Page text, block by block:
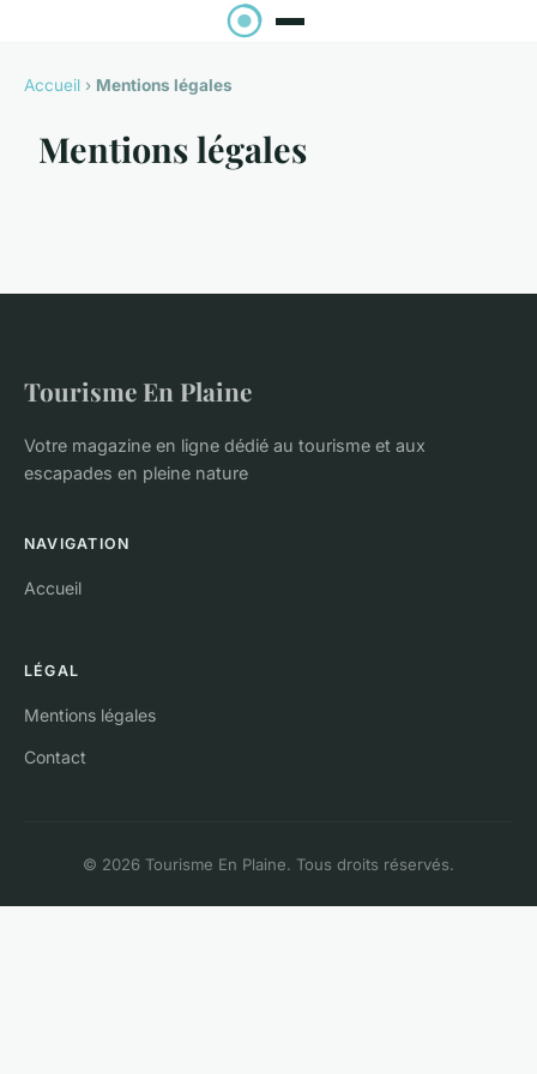
Accueil › Mentions légales
Mentions légales
Tourisme En Plaine
Votre magazine en ligne dédié au tourisme et aux
escapades en pleine nature
NAVIGATION
Accueil
LÉGAL
Mentions légales
Contact
© 2026 Tourisme En Plaine. Tous droits réservés.